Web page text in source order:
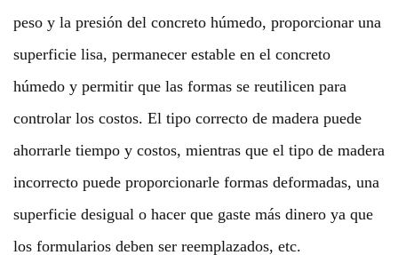
peso y la presión del concreto húmedo, proporcionar una
superficie lisa, permanecer estable en el concreto
húmedo y permitir que las formas se reutilicen para
controlar los costos. El tipo correcto de madera puede
ahorrarle tiempo y costos, mientras que el tipo de madera
incorrecto puede proporcionarle formas deformadas, una
superficie desigual o hacer que gaste más dinero ya que
los formularios deben ser reemplazados, etc.